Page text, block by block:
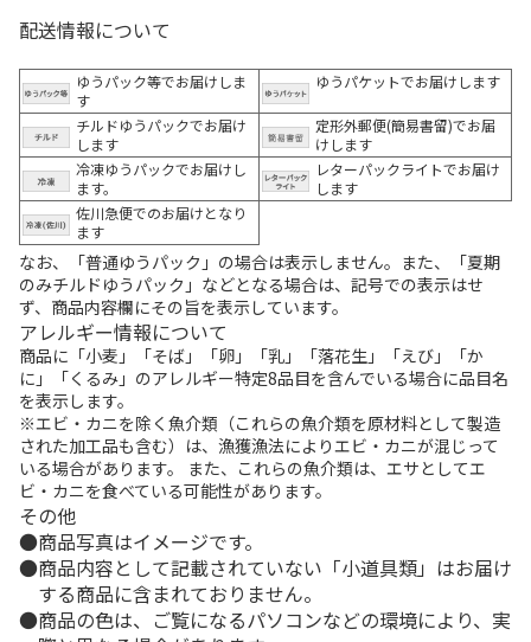
配送情報について
ゆうパック等でお届けしま
す
ゆうパケットでお届けします
チルドゆうパックでお届け
します
定形外郵便(簡易書留)でお届
けします
冷凍ゆうパックでお届けし
ます。
レターパックライトでお届け
します
佐川急便でのお届けとなり
ます
なお、「普通ゆうパック」の場合は表示しません。また、「夏期
のみチルドゆうパック」などとなる場合は、記号での表示はせ
ず、商品内容欄にその旨を表示しています。
アレルギー情報について
商品に「小麦」「そば」「卵」「乳」「落花生」「えび」「か
に」「くるみ」のアレルギー特定8品目を含んでいる場合に品目名
を表示します。
※エビ・カニを除く魚介類（これらの魚介類を原材料として製造
された加工品も含む）は、漁獲漁法によりエビ・カニが混じって
いる場合があります。 また、これらの魚介類は、エサとしてエ
ビ・カニを食べている可能性があります。
その他
商品写真はイメージです。
商品内容として記載されていない「小道具類」はお届け
する商品に含まれておりません。
商品の色は、ご覧になるパソコンなどの環境により、実